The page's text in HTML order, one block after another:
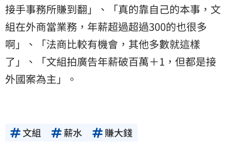
接手事務所賺到翻」、「真的靠自己的本事，文
組在外商當業務，年薪超過超過300的也很多
啊」、「法商比較有機會，其他多數就這樣
了」、「文組拍廣告年薪破百萬＋1，但都是接
外國案為主」。
文組 薪水 賺大錢